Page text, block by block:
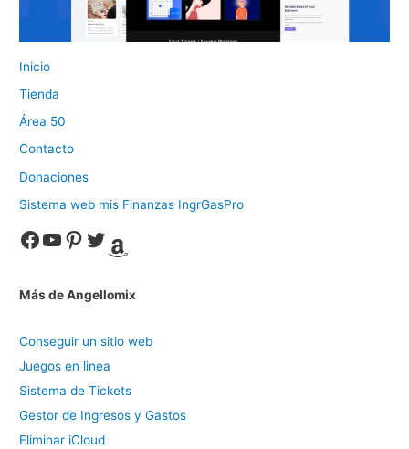
Inicio
Tienda
Área 50
Contacto
Donaciones
Sistema web mis Finanzas IngrGasPro
Facebook YouTube Pinterest Twitter Amazon
Más de Angellomix
Conseguir un sitio web
Juegos en linea
Sistema de Tickets
Gestor de Ingresos y Gastos
Eliminar iCloud